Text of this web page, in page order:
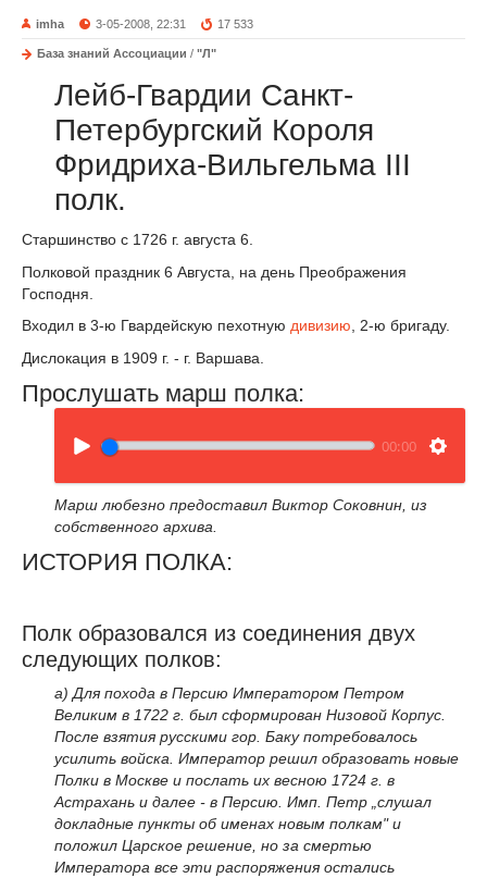
imha 3-05-2008, 22:31 17 533
База знаний Ассоциации / "Л"
Лейб-Гвардии Санкт-
Петербургский Короля
Фридриха-Вильгельма III
полк.
Старшинство с 1726 г. августа 6.
Полковой праздник 6 Августа, на день Преображения
Господня.
Входил в 3-ю Гвардейскую пехотную дивизию, 2-ю бригаду.
Дислокация в 1909 г. - г. Варшава.
Прослушать марш полка:
00:00
Марш любезно предоставил Виктор Соковнин, из
собственного архива.
ИСТОРИЯ ПОЛКА:
Полк образовался из соединения двух
следующих полков:
а) Для похода в Персию Императором Петром
Великим в 1722 г. был сформирован Низовой Корпус.
После взятия русскими гор. Баку потребовалось
усилить войска. Император решил образовать новые
Полки в Москве и послать их весною 1724 г. в
Астрахань и далее - в Персию. Имп. Петр „слушал
докладные пункты об именах новым полкам" и
положил Царское решение, но за смертью
Императора все эти распоряжения остались